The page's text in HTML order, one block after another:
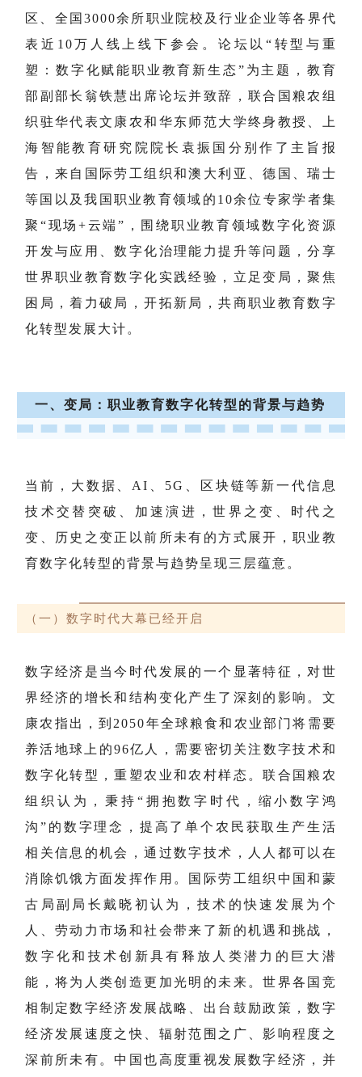
区、全国3000余所职业院校及行业企业等各界代
表近10万人线上线下参会。论坛以“转型与重
塑：数字化赋能职业教育新生态”为主题，教育
部副部长翁铁慧出席论坛并致辞，联合国粮农组
织驻华代表文康农和华东师范大学终身教授、上
海智能教育研究院院长袁振国分别作了主旨报
告，来自国际劳工组织和澳大利亚、德国、瑞士
等国以及我国职业教育领域的10余位专家学者集
聚“现场+云端”，围绕职业教育领域数字化资源
开发与应用、数字化治理能力提升等问题，分享
世界职业教育数字化实践经验，立足变局，聚焦
困局，着力破局，开拓新局，共商职业教育数字
化转型发展大计。
一、变局：职业教育数字化转型的背景与趋势
当前，大数据、AI、5G、区块链等新一代信息
技术交替突破、加速演进，世界之变、时代之
变、历史之变正以前所未有的方式展开，职业教
育数字化转型的背景与趋势呈现三层蕴意。
（一）数字时代大幕已经开启
数字经济是当今时代发展的一个显著特征，对世
界经济的增长和结构变化产生了深刻的影响。文
康农指出，到2050年全球粮食和农业部门将需要
养活地球上的96亿人，需要密切关注数字技术和
数字化转型，重塑农业和农村样态。联合国粮农
组织认为，秉持“拥抱数字时代，缩小数字鸿
沟”的数字理念，提高了单个农民获取生产生活
相关信息的机会，通过数字技术，人人都可以在
消除饥饿方面发挥作用。国际劳工组织中国和蒙
古局副局长戴晓初认为，技术的快速发展为个
人、劳动力市场和社会带来了新的机遇和挑战，
数字化和技术创新具有释放人类潜力的巨大潜
能，将为人类创造更加光明的未来。世界各国竞
相制定数字经济发展战略、出台鼓励政策，数字
经济发展速度之快、辐射范围之广、影响程度之
深前所未有。中国也高度重视发展数字经济，并